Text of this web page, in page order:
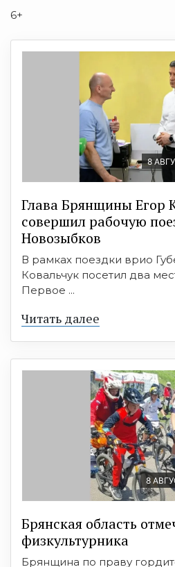
6+
8
Глава Брянщины Егор
совершил рабочую
Новозыбков
В рамках поездки врио
Ковальчук посетил два
Первое ...
Читать далее
8
Брянская область
физкультурника
Брянщина по праву